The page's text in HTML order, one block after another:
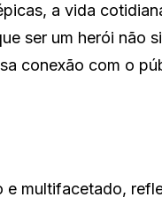
a vida
ser um herói não
conexão com o
multifacetado,